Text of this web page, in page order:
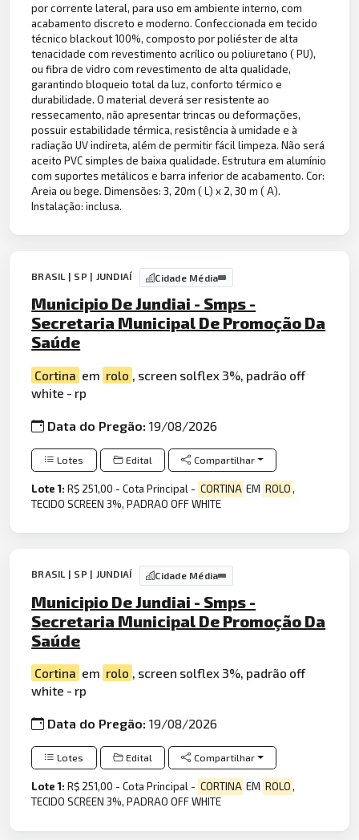
por corrente lateral, para uso em ambiente interno, com
acabamento discreto e moderno. Confeccionada em tecido
técnico blackout 100%, composto por poliéster de alta
tenacidade com revestimento acrílico ou poliuretano ( PU),
ou fibra de vidro com revestimento de alta qualidade,
garantindo bloqueio total da luz, conforto térmico e
durabilidade. O material deverá ser resistente ao
ressecamento, não apresentar trincas ou deformações,
possuir estabilidade térmica, resistência à umidade e à
radiação UV indireta, além de permitir fácil limpeza. Não será
aceito PVC simples de baixa qualidade. Estrutura em alumínio
com suportes metálicos e barra inferior de acabamento. Cor:
Areia ou bege. Dimensões: 3, 20m ( L) x 2, 30 m ( A).
Instalação: inclusa.
BRASIL | SP | JUNDIAÍ Cidade Média
Municipio De Jundiai - Smps -
Secretaria Municipal De Promoção Da
Saúde
Cortina em rolo , screen solflex 3%, padrão off
white - rp
Data do Pregão:19/08/2026
Lotes Edital Compartilhar
Lote 1:R$ 251,00 - Cota Principal - CORTINA EM ROLO,
TECIDO SCREEN 3%, PADRAO OFF WHITE
BRASIL | SP | JUNDIAÍ Cidade Média
Municipio De Jundiai - Smps -
Secretaria Municipal De Promoção Da
Saúde
Cortina em rolo , screen solflex 3%, padrão off
white - rp
Data do Pregão:19/08/2026
Lotes Edital Compartilhar
Lote 1:R$ 251,00 - Cota Principal - CORTINA EM ROLO,
TECIDO SCREEN 3%, PADRAO OFF WHITE